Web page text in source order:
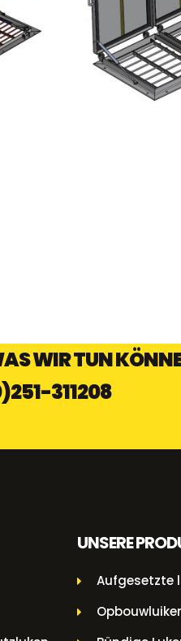
WIR TUN
311208
UNSERE
Aufgesetzte